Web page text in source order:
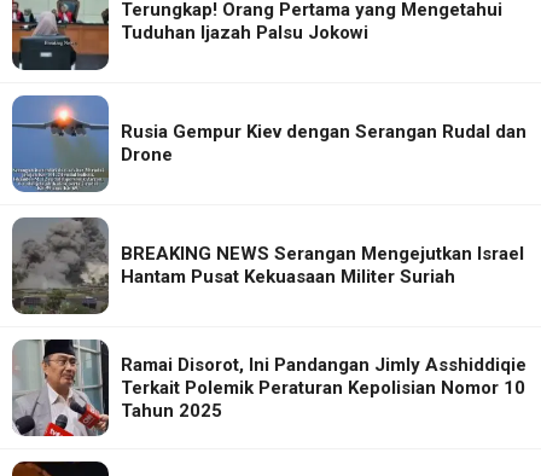
Terungkap! Orang Pertama yang Mengetahui
Tuduhan Ijazah Palsu Jokowi
Rusia Gempur Kiev dengan Serangan Rudal dan
Drone
BREAKING NEWS Serangan Mengejutkan Israel
Hantam Pusat Kekuasaan Militer Suriah
Ramai Disorot, Ini Pandangan Jimly Asshiddiqie
Terkait Polemik Peraturan Kepolisian Nomor 10
Tahun 2025